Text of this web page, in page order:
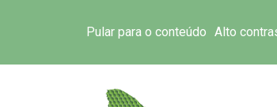
Pular para o conteúdo Alto